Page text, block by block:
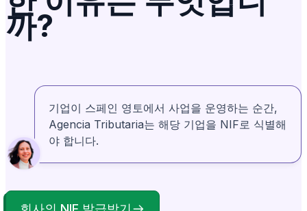
까?
기업이 스페인 영토에서 사업을 운영하는 순간,
Agencia Tributaria는 해당 기업을 NIF로 식별해
야 합니다.